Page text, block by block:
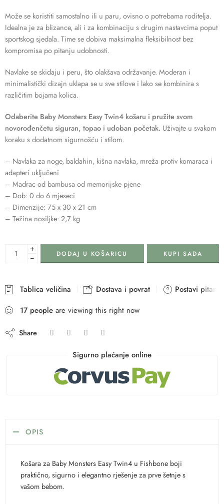
Može se koristiti samostalno ili u paru, ovisno o potrebama roditelja.
Idealna je za blizance, ali i za kombinaciju s drugim nastavcima poput
sportskog sjedala. Time se dobiva maksimalna fleksibilnost bez
kompromisa po pitanju udobnosti.
Navlake se skidaju i peru, što olakšava održavanje. Moderan i
minimalistički dizajn uklapa se u sve stilove i lako se kombinira s
različitim bojama kolica.
Odaberite Baby Monsters Easy Twin4 košaru i pružite svom
novorođenčetu siguran, topao i udoban početak. Uživajte u svakom
koraku s dodatnom sigurnošću i stilom.
– Navlaka za noge, baldahin, kišna navlaka, mreža protiv komaraca i
adapteri uključeni
– Madrac od bambusa od memorijske pjene
– Dob: 0 do 6 mjeseci
– Dimenzije: 75 x 30 x 21 cm
– Težina nosiljke: 2,7 kg
+
−
DODAJ U KOŠARICU KUPI SADA
Tablica veličina Dostava i povrat
Postavi pitanje
17 people are viewing this right now
Share
Sigurno plaćanje online
OPIS
Košara za Baby Monsters Easy Twin4 u Fishbone boji
praktično, sigurno i elegantno rješenje za prve šetnje s
vašom bebom.